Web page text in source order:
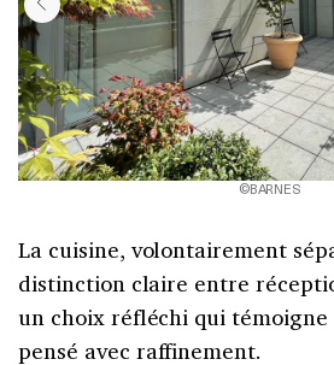
©BARNES
La cuisine, volontairement
distinction claire entre
un choix réfléchi qui témoigne
pensé avec raffinement.